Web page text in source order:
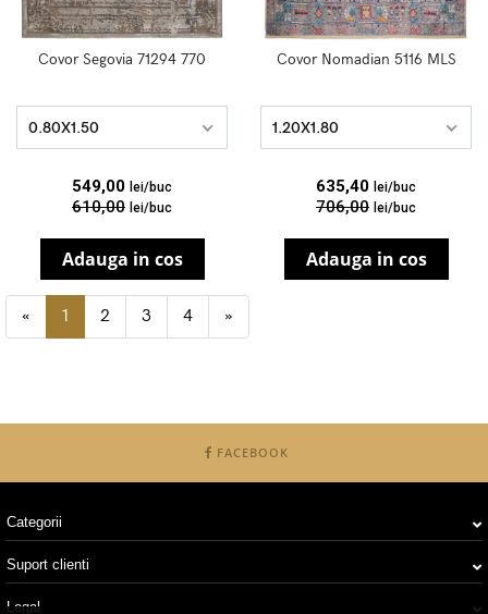
Covor Segovia 71294 770
0.80X1.50
549,00 lei/buc
610,00 lei/buc
Adauga in cos
Covor Nomadian 5116 MLS
1.20X1.80
635,40 lei/buc
706,00 lei/buc
Adauga in cos
« 1 2 3 4 »
FACEBOOK
Categorii
Suport clienti
Legal